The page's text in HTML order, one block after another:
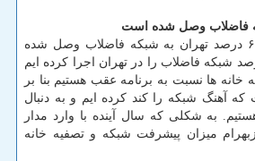
وی با اشاره به اینكه ۶۰ درصد تهران به شبكه فاضلاب وصل شده
اظهار داشت: ۷۷ درصد شبكه فاضلاب را در تهران اجرا كرده ایم
خانه ها نسبت به برنامه عقب هستیم بنا بر
آهنگ شبكه را كند كرده ایم و به دنبال
به شكلی كه سال آینده با وارد مدار
میزان پیشرفت شبكه و تصفیه خانه